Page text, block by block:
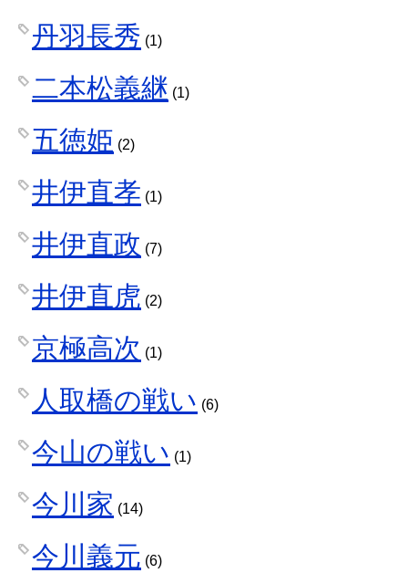
丹羽長秀 (1)
二本松義継 (1)
五徳姫 (2)
井伊直孝 (1)
井伊直政 (7)
井伊直虎 (2)
京極高次 (1)
人取橋の戦い (6)
今山の戦い (1)
今川家 (14)
今川義元 (6)